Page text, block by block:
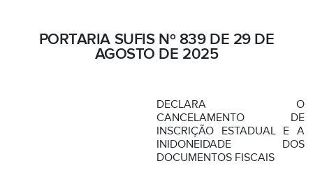
PORTARIA SUFIS Nº 839 DE 29 DE
AGOSTO DE 2025
DECLARA O
CANCELAMENTO DE
INSCRIÇÃO ESTADUAL E A
INIDONEIDADE DOS
DOCUMENTOS FISCAIS